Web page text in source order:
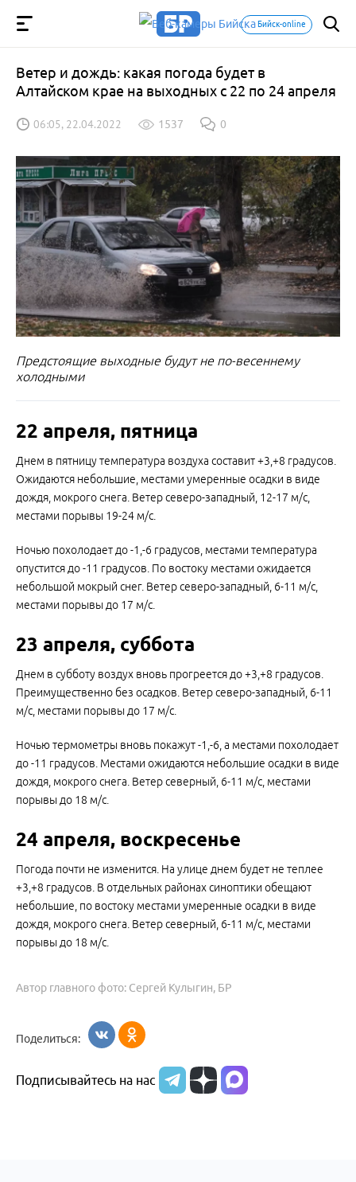
Бийск-online
Ветер и дождь: какая погода будет в
Алтайском крае на выходных с 22 по 24 апреля
06:05, 22.04.2022 1537 0
Предстоящие выходные будут не по-весеннему
холодными
22 апреля, пятница
Днем в пятницу температура воздуха составит +3,+8 градусов.
Ожидаются небольшие, местами умеренные осадки в виде
дождя, мокрого снега. Ветер северо-западный, 12-17 м/с,
местами порывы 19-24 м/с.
Ночью похолодает до -1,-6 градусов, местами температура
опустится до -11 градусов. По востоку местами ожидается
небольшой мокрый снег. Ветер северо-западный, 6-11 м/с,
местами порывы до 17 м/с.
23 апреля, суббота
Днем в субботу воздух вновь прогреется до +3,+8 градусов.
Преимущественно без осадков. Ветер северо-западный, 6-11
м/с, местами порывы до 17 м/с.
Ночью термометры вновь покажут -1,-6, а местами похолодает
до -11 градусов. Местами ожидаются небольшие осадки в виде
дождя, мокрого снега. Ветер северный, 6-11 м/с, местами
порывы до 18 м/с.
24 апреля, воскресенье
Погода почти не изменится. На улице днем будет не теплее
+3,+8 градусов. В отдельных районах синоптики обещают
небольшие, по востоку местами умеренные осадки в виде
дождя, мокрого снега. Ветер северный, 6-11 м/с, местами
порывы до 18 м/с.
Автор главного фото: Сергей Кулыгин, БР
Поделиться:
Подписывайтесь на нас